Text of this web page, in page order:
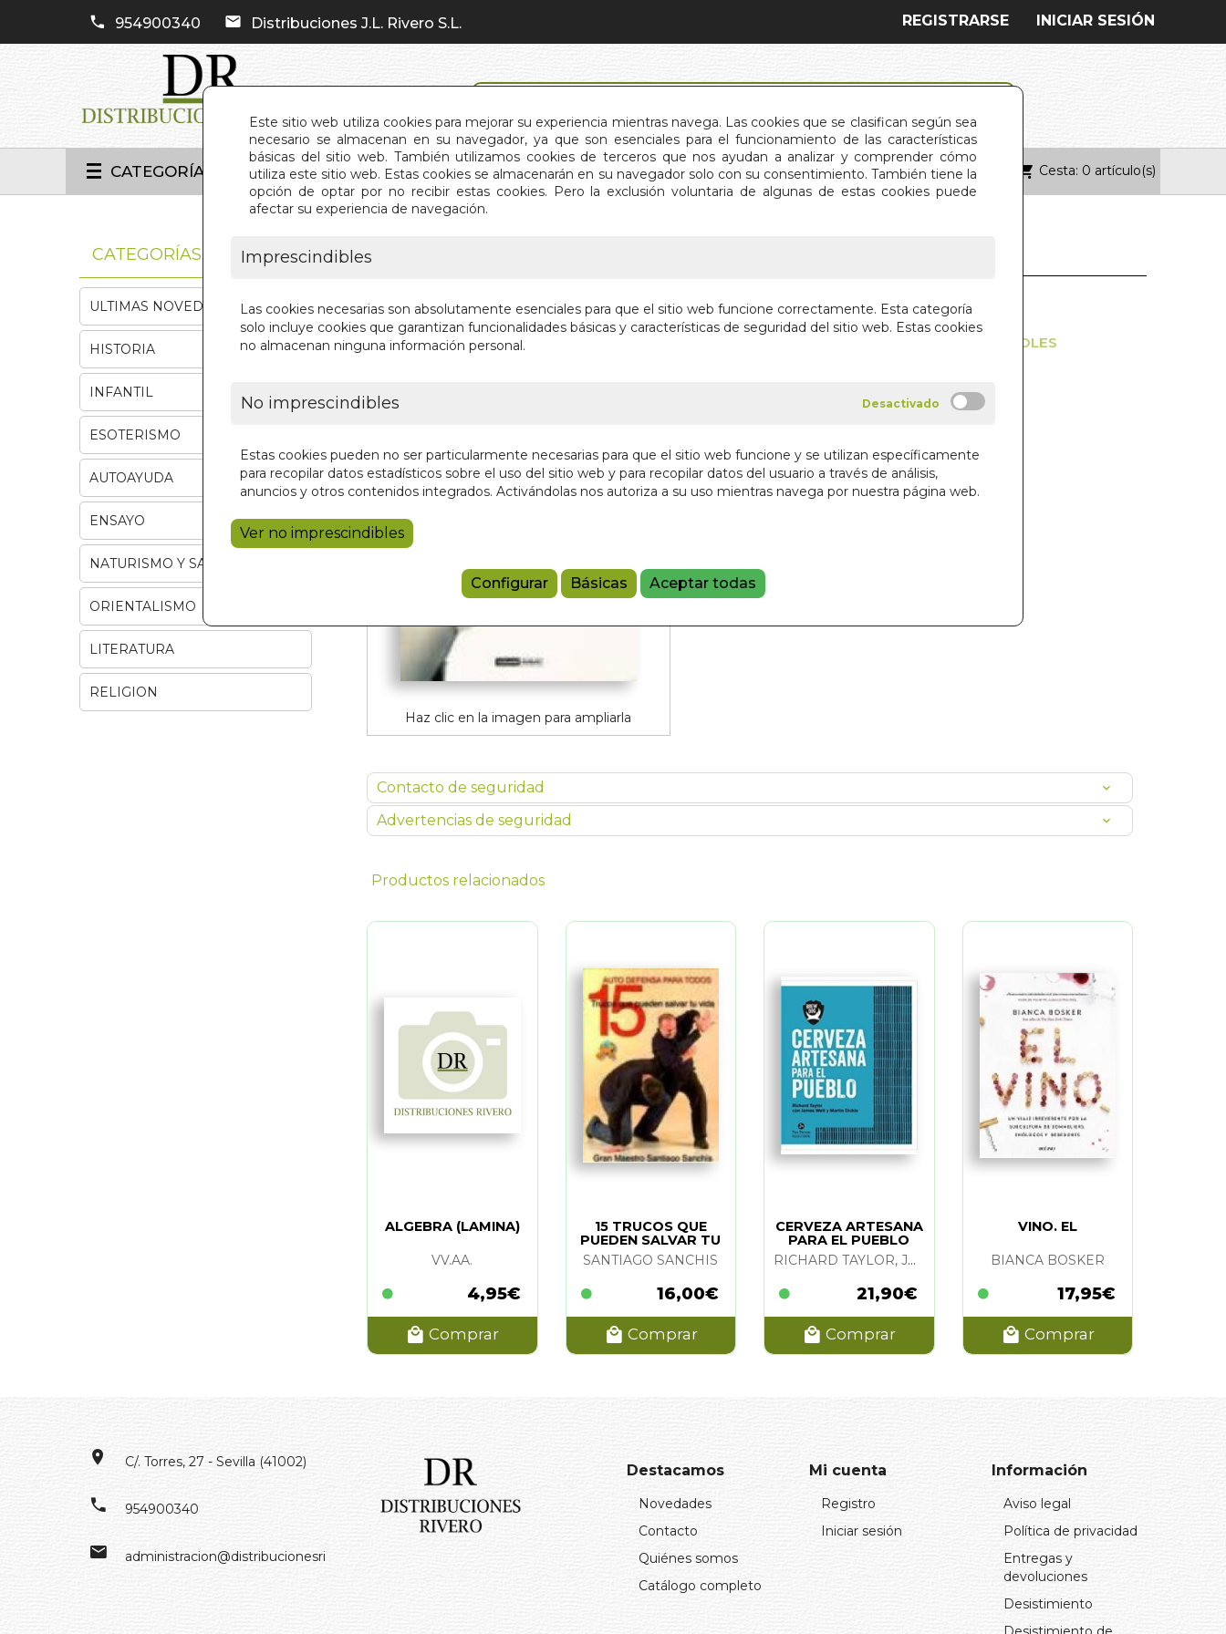
Este sitio web utiliza cookies para mejorar su experiencia mientras navega. Las cookies que se clasifican según sea
necesario se almacenan en su navegador, ya que son esenciales para el funcionamiento de las características
básicas del sitio web. También utilizamos cookies de terceros que nos ayudan a analizar y comprender cómo
utiliza este sitio web. Estas cookies se almacenarán en su navegador solo con su consentimiento. También tiene la
opción de optar por no recibir estas cookies. Pero la exclusión voluntaria de algunas de estas cookies puede
afectar su experiencia de navegación.
Imprescindibles
Las cookies necesarias son absolutamente esenciales para que el sitio web funcione correctamente. Esta categoría
solo incluye cookies que garantizan funcionalidades básicas y características de seguridad del sitio web. Estas cookies
no almacenan ninguna información personal.
No imprescindibles
Estas cookies pueden no ser particularmente necesarias para que el sitio web funcione y se utilizan específicamente
para recopilar datos estadísticos sobre el uso del sitio web y para recopilar datos del usuario a través de análisis,
anuncios y otros contenidos integrados. Activándolas nos autoriza a su uso mientras navega por nuestra página web.
Ver no imprescindibles
Configurar Básicas Aceptar todas
954900340 Distribuciones J.L. Rivero S.L. INICIAR SESIÓN
REGISTRARSE
CATEGORÍAS INICIO QUIÉNES SOMOS CONTACTO Cesta: 0 artículo(s)
Haz clic en la imagen para ampliarla
JARDIN DE EROS. EL
LAS FANTASIAS SEXUALES DE LOS ESPAÑOLES
12,50 €
Añadir a la cesta
Contacto de seguridad
Advertencias de seguridad
Productos relacionados
ALGEBRA (LAMINA)
VV.AA.
4,95€
Comprar
15 TRUCOS QUE
PUEDEN SALVAR TU
VIDA
SANTIAGO SANCHIS
16,00€
Comprar
CERVEZA ARTESANA
PARA EL PUEBLO
RICHARD TAYLOR, JAMES WATT Y NARTIN DICKIE
21,90€
Comprar
VINO. EL
BIANCA BOSKER
17,95€
Comprar
CATEGORÍAS
ULTIMAS NOVEDADES
HISTORIA
INFANTIL
ESOTERISMO
AUTOAYUDA
ENSAYO
NATURISMO Y SALUD
ORIENTALISMO
LITERATURA
RELIGION
C/. Torres, 27 - Sevilla (41002)
954900340
administracion@distribucionesrivero.es
Destacamos
Novedades
Contacto
Quiénes somos
Catálogo completo
Mi cuenta
Registro
Iniciar sesión
Información
Aviso legal
Política de privacidad
Entregas y
devoluciones
Desistimiento